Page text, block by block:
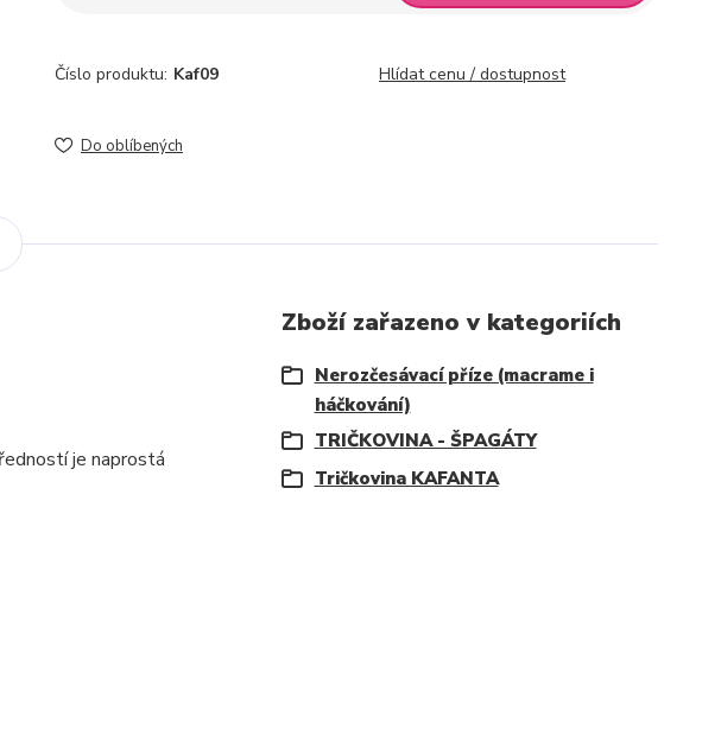
Číslo produktu: Kaf09 Hlídat cenu / dostupnost
Do oblíbených
je naprostá
Zboží zařazeno v kategoriích
Nerozčesávací příze (macrame i
háčkování)
TRIČKOVINA - ŠPAGÁTY
Tričkovina KAFANTA